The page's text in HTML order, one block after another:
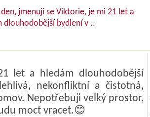
jmenuji se Viktorie, je mi 21 let a
dlouhodobější bydlení v ..
let a hledám dlouhodobější
nekonfliktní a čistotná,
Nepotřebuji velký prostor,
moct vracet.😊